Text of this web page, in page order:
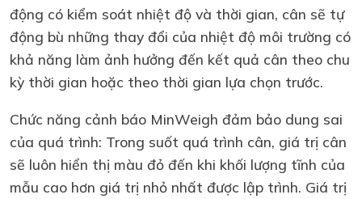
động có kiểm soát nhiệt độ và thời gian, cân sẽ tự
động bù những thay đổi của nhiệt độ môi trường có
khả năng làm ảnh hưởng đến kết quả cân theo chu
kỳ thời gian hoặc theo thời gian lựa chọn trước.
Chức năng cảnh báo MinWeigh đảm bảo dung sai
của quá trình: Trong suốt quá trình cân, giá trị cân
sẽ luôn hiển thị màu đỏ đến khi khối lượng tĩnh của
mẫu cao hơn giá trị nhỏ nhất được lập trình. Giá trị